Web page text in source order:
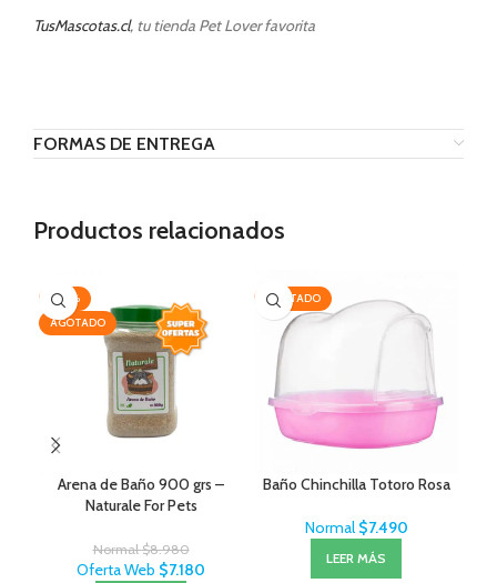
TusMascotas.cl, tu tienda Pet Lover favorita
FORMAS DE ENTREGA
Productos relacionados
-20%
AGOTADO
Arena de Baño 900 grs –
Naturale For Pets
Normal$8.980
Oferta Web $7.180
AGOTADO
Baño Chinchilla Totoro Rosa
Normal $7.490
LEER MÁS